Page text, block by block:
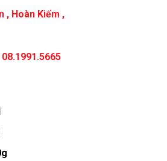
, Hoàn Kiếm ,